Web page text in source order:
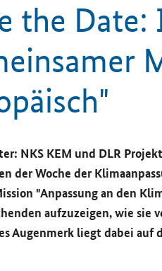
the
NKS KEM und DLR
der Woche der
"An­pas­sung an den
auf­zu­zei­gen, wie sie
Au­gen­merk liegt dabei